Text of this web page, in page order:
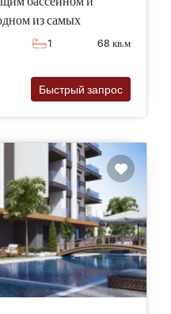
из самых
районов
1 68 кв.м
Быстрый запрос